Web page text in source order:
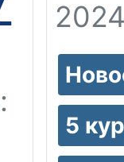
2024
5